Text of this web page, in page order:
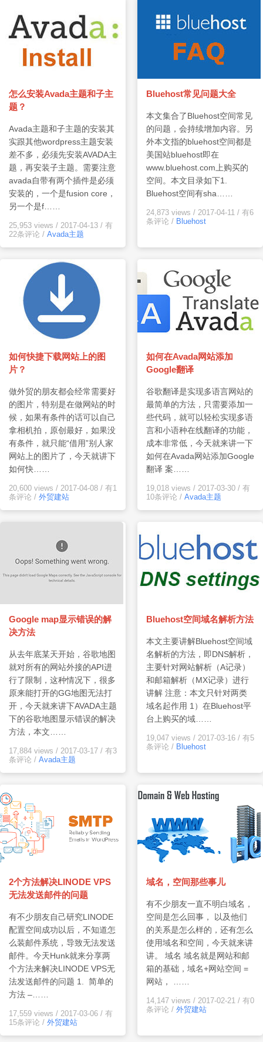
怎么安装Avada主题和子主
题？
Avada主题和子主题的安装其
实跟其他wordpress主题安装
差不多，必须先安装AVADA主
题，再安装子主题。需要注意
avada自带有两个插件是必须
安装的，一个是fusion core，
另一个是f……
25,953 views / 2017-04-13 / 有
22条评论 / Avada主题
Bluehost常见问题大全
本文集合了Bluehost空间常见
的问题，会持续增加内容。另
外本文指的bluehost空间都是
美国站bluehost即在
www.bluehost.com上购买的
空间。本文目录如下1.
Bluehost空间有sha……
24,873 views / 2017-04-11 / 有6
条评论 / Bluehost
如何快捷下载网站上的图
片？
做外贸的朋友都会经常需要好
的图片，特别是在做网站的时
候，如果有条件的话可以自己
拿相机拍，原创最好，如果没
有条件，就只能“借用”别人家
网站上的图片了，今天就讲下
如何快……
20,600 views / 2017-04-08 / 有1
条评论 / 外贸建站
如何在Avada网站添加
Google翻译
谷歌翻译是实现多语言网站的
最简单的方法，只需要添加一
些代码，就可以轻松实现多语
言和小语种在线翻译的功能，
成本非常低，今天就来讲一下
如何在Avada网站添加Google
翻译 案……
19,018 views / 2017-03-30 / 有
10条评论 / Avada主题
Google map显示错误的解
决方法
从去年底某天开始，谷歌地图
就对所有的网站外接的API进
行了限制，这种情况下，很多
原来能打开的GG地图无法打
开，今天就来讲下AVADA主题
下的谷歌地图显示错误的解决
方法，本文……
17,884 views / 2017-03-17 / 有3
条评论 / Avada主题
Bluehost空间域名解析方法
本文主要讲解Bluehost空间域
名解析的方法，即DNS解析，
主要针对网站解析（A记录）
和邮箱解析（MX记录）进行
讲解 注意：本文只针对两类
域名起作用 1）在Bluehost平
台上购买的域……
19,047 views / 2017-03-16 / 有5
条评论 / Bluehost
2个方法解决LINODE VPS
无法发送邮件的问题
有不少朋友自己研究LINODE
配置空间成功以后，不知道怎
么装邮件系统，导致无法发送
邮件。今天Hunk就来分享两
个方法来解决LINODE VPS无
法发送邮件的问题 1. 简单的
方法 –……
17,559 views / 2017-03-06 / 有
15条评论 / 外贸建站
域名，空间那些事儿
有不少朋友一直不明白域名，
空间是怎么回事， 以及他们
的关系是怎么样的，还有怎么
使用域名和空间，今天就来讲
讲。 域名 域名就是网站和邮
箱的基础，域名+网站空间 =
网站， ……
14,147 views / 2017-02-21 / 有0
条评论 / 外贸建站